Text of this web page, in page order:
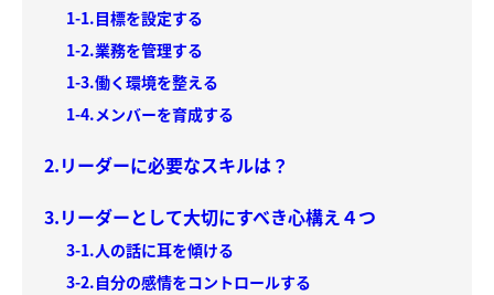
1-1.目標を設定する
1-2.業務を管理する
1-3.働く環境を整える
1-4.メンバーを育成する
2.リーダーに必要なスキルは？
3.リーダーとして大切にすべき心構え４つ
3-1.人の話に耳を傾ける
3-2.自分の感情をコントロールする